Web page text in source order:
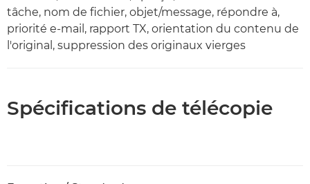
tâche, nom de fichier, objet/message, répondre à,
priorité e-mail, rapport TX, orientation du contenu de
l'original, suppression des originaux vierges
Spécifications de télécopie